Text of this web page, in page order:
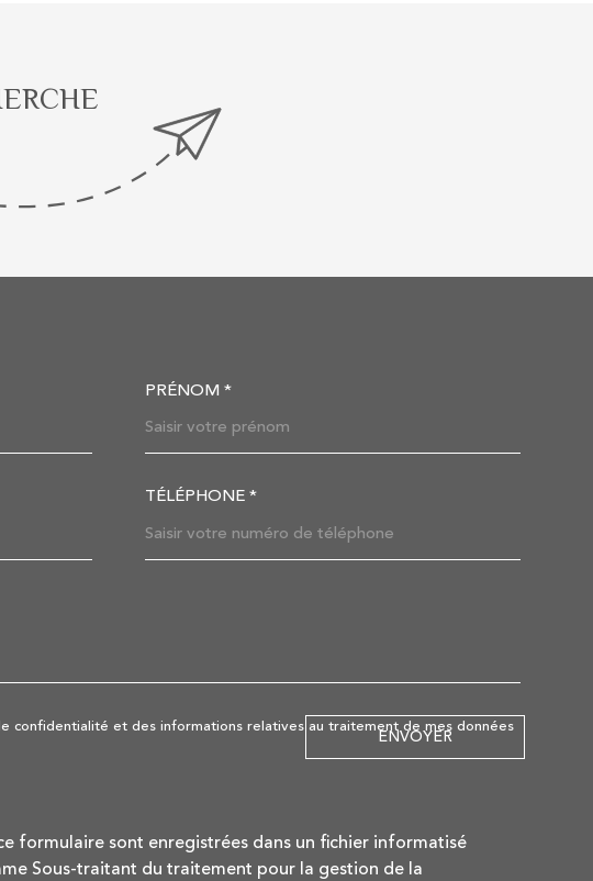
PRÉNOM *
TÉLÉPHONE *
confidentialité et des informations relatives au traitement de mes données
ENVOYER
formulaire sont enregistrées dans un fichier informatisé
Sous-traitant du traitement pour la gestion de la